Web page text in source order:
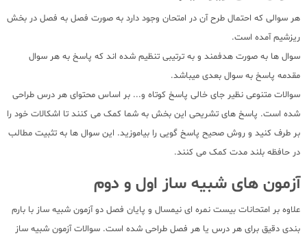
هر سوالی که احتمال طرح آن در امتحان وجود دارد به صورت فصل به فصل در بخش
ریزشیم آمده است.
سوال ها به صورت هدفمند و به ترتیبی تنظیم شده اند که پاسخ به هر سوال
مقدمه پاسخ به سوال بعدی میباشد.
سوالات متنوعی نظیر جای خالی پاسخ کوتاه و... بر اساس محتوای هر درس طراحی
شده است. پاسخ های تشریحی این بخش به شما کمک می کنند تا اشکالات خود را
بر طرف کنید و روش صحیح پاسخ گویی را بیاموزید. این سوال ها به تثبیت مطالب
در حافظه بلند مدت کمک می کنند.
آزمون های شبیه ساز اول و دوم
علاوه بر امتحانات بیست نمره ای نیمسال و پایان فصل دو آزمون شبیه ساز با بارم
بندی دقیق برای هر درس یا هر فصل طراحی شده است. سوالات آزمون شبیه ساز